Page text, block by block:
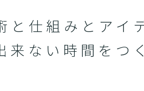
と仕組みと アイ
来ない時間をつ